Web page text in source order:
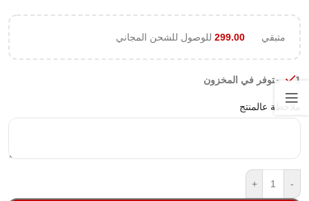
متبقي 299.00 للوصول للشحن المجاني
1 متوفر في المخزون
ملاحظة عالمنتج
-
+